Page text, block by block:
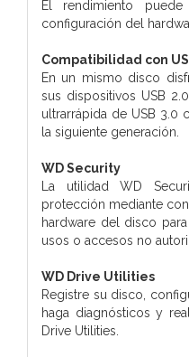
El rendimiento
configuración del
Compatibilidad con
En un mismo disco
sus dispositivos USB
ultrarrápida de USB 3.0
la siguiente generación.
WD Security
La utilidad WD
protección mediante
hardware del disco
usos o accesos no
WD Drive Utilities
Registre su disco,
haga diagnósticos y
Drive Utilities.